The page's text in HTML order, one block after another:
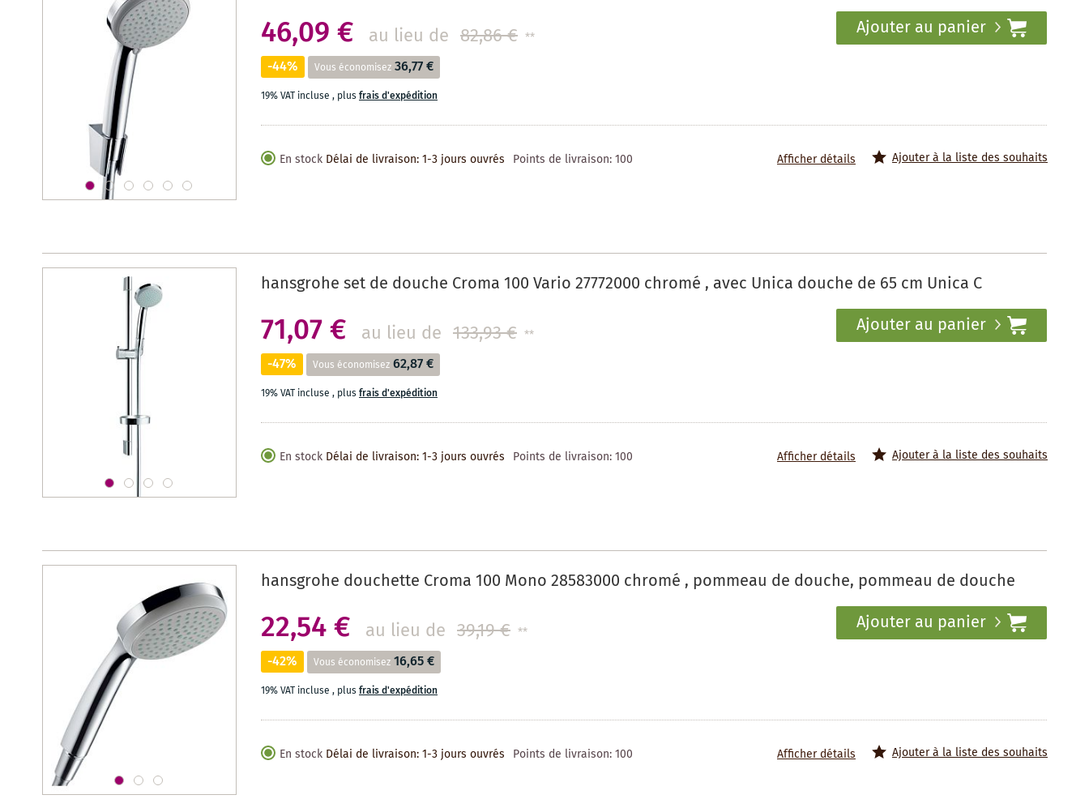
46,09 € au lieu de 82,86 € **
-44% Vous économisez 36,77 €
19% VAT incluse , plusfrais d'expédition
Ajouter au panier
En stock Délai de livraison: 1-3 jours ouvrés Points de livraison:100 Ajouter à la liste des souhaits
Afficher détails
hansgrohe set de douche Croma 100 Vario 27772000 chromé , avec Unica douche de 65 cm Unica C
71,07 € au lieu de 133,93 € **
-47% Vous économisez 62,87 €
19% VAT incluse , plusfrais d'expédition
Ajouter au panier
En stock Délai de livraison: 1-3 jours ouvrés Points de livraison:100 Ajouter à la liste des souhaits
Afficher détails
hansgrohe douchette Croma 100 Mono 28583000 chromé , pommeau de douche, pommeau de douche
22,54 € au lieu de 39,19 € **
-42% Vous économisez 16,65 €
19% VAT incluse , plusfrais d'expédition
Ajouter au panier
En stock Délai de livraison: 1-3 jours ouvrés Points de livraison:100 Ajouter à la liste des souhaits
Afficher détails